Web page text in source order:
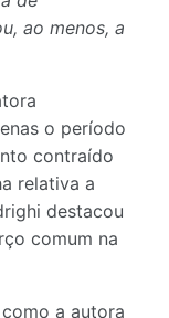
ao menos, a
o período
contraído
relativa a
destacou
comum na
a autora